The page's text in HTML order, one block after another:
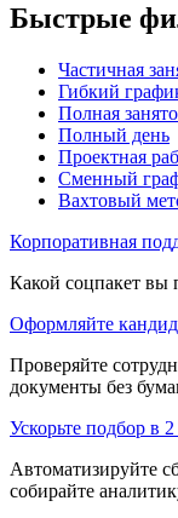
Быстрые
Частичная
Гибкий
Полная
Полный день
Проектная
Сменный
Вахтовый
Корпоративная
Какой соцпакет вы
Оформляйте
Проверяйте
документы без
Ускорьте подбор в
Автоматизируйте
собирайте